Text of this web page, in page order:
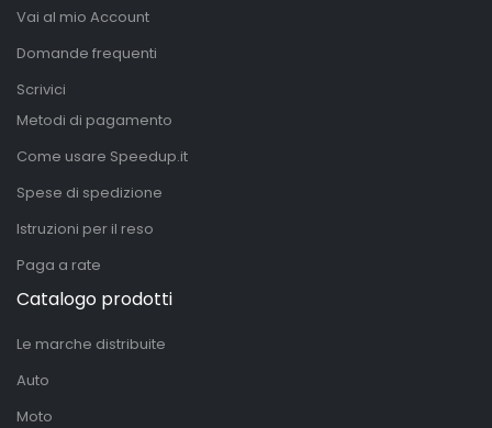
Vai al mio Account
Domande frequenti
Scrivici
Metodi di pagamento
Come usare Speedup.it
Spese di spedizione
Istruzioni per il reso
Paga a rate
Catalogo prodotti
Le marche distribuite
Auto
Moto